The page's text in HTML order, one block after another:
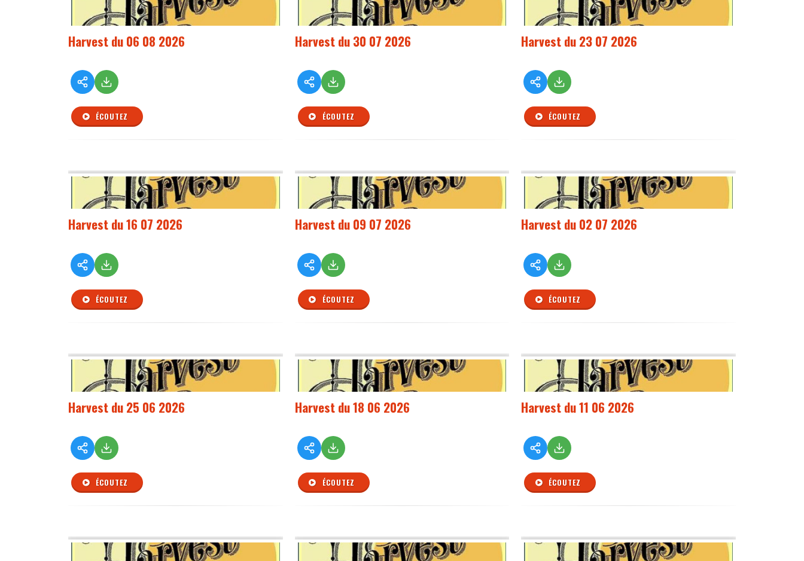
Harvest du 06 08 2026
ÉCOUTEZ
Harvest du 30 07 2026
ÉCOUTEZ
Harvest du 23 07 2026
ÉCOUTEZ
Harvest du 16 07 2026
ÉCOUTEZ
Harvest du 09 07 2026
ÉCOUTEZ
Harvest du 02 07 2026
ÉCOUTEZ
Harvest du 25 06 2026
ÉCOUTEZ
Harvest du 18 06 2026
ÉCOUTEZ
Harvest du 11 06 2026
ÉCOUTEZ